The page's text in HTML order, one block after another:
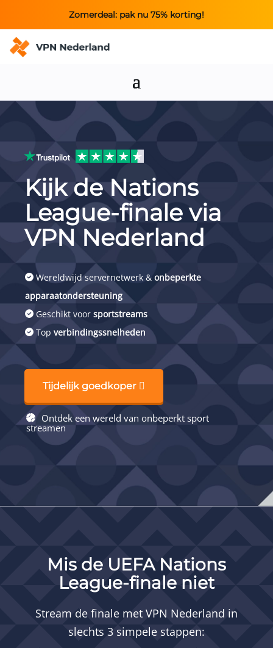
Zomerdeal: pak nu 75% korting!
Kijk de Nations
League-finale via
VPN Nederland
Wereldwijd servernetwerk & onbeperkte
apparaatondersteuning
Geschikt voor sportstreams
Top verbindingssnelheden
Tijdelijk goedkoper
Ontdek een wereld van onbeperkt sport
streamen
Mis de UEFA Nations
League-finale niet
Stream de finale met VPN Nederland in
slechts 3 simpele stappen: